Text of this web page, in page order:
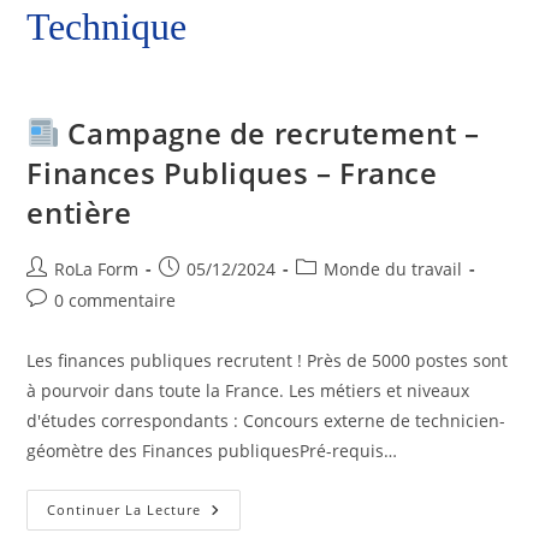
Technique
Campagne de recrutement –
Finances Publiques – France
entière
RoLa Form 05/12/2024
Monde du travail
0 commentaire
Les finances publiques recrutent ! Près de 5000 postes sont
à pourvoir dans toute la France. Les métiers et niveaux
d'études correspondants : Concours externe de technicien-
géomètre des Finances publiquesPré-requis…
Continuer La Lecture